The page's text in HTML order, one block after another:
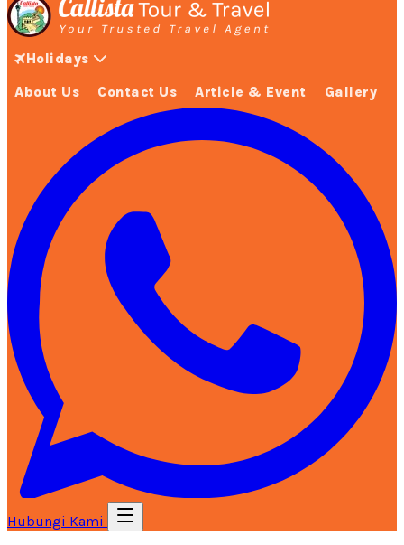
Holidays
About Us Contact Us Article & Event Gallery
Hubungi Kami